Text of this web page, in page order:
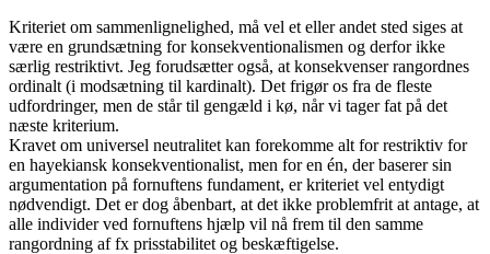
Kriteriet om sammenlignelighed, må vel et eller andet sted siges at
være en grundsætning for konsekventionalismen og derfor ikke
særlig restriktivt. Jeg forudsætter også, at konsekvenser rangordnes
ordinalt (i modsætning til kardinalt). Det frigør os fra de fleste
udfordringer, men de står til gengæld i kø, når vi tager fat på det
næste kriterium.
Kravet om universel neutralitet kan forekomme alt for restriktiv for
en hayekiansk konsekventionalist, men for en én, der baserer sin
argumentation på fornuftens fundament, er kriteriet vel entydigt
nødvendigt. Det er dog åbenbart, at det ikke problemfrit at antage, at
alle individer ved fornuftens hjælp vil nå frem til den samme
rangordning af fx prisstabilitet og beskæftigelse.